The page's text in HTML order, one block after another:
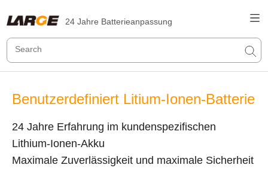
24 Jahre Batterieanpassung
Benutzerdefiniert Litium-Ionen-Batterie
24 Jahre Erfahrung im kundenspezifischen
Lithium-Ionen-Akku
Maximale Zuverlässigkeit und maximale Sicherheit